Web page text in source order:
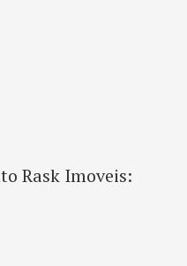
Rask Imoveis: